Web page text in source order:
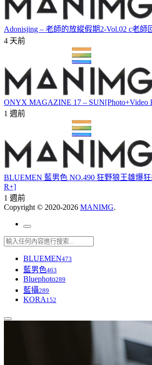
Adonisjing – 老師的放縱假期2-Vol.02 c老師
4 天前
ONYX MAGAZINE 17 – SUN[Photo+Video
1 週前
BLUEMEN 藍男色 NO.490 狂野狼王雄爆狂
R+]
1 週前
Copyright © 2020-2026 MANIMG.
BLUEMEN473
藍男色463
Bluephoto289
藍攝289
KORA 152